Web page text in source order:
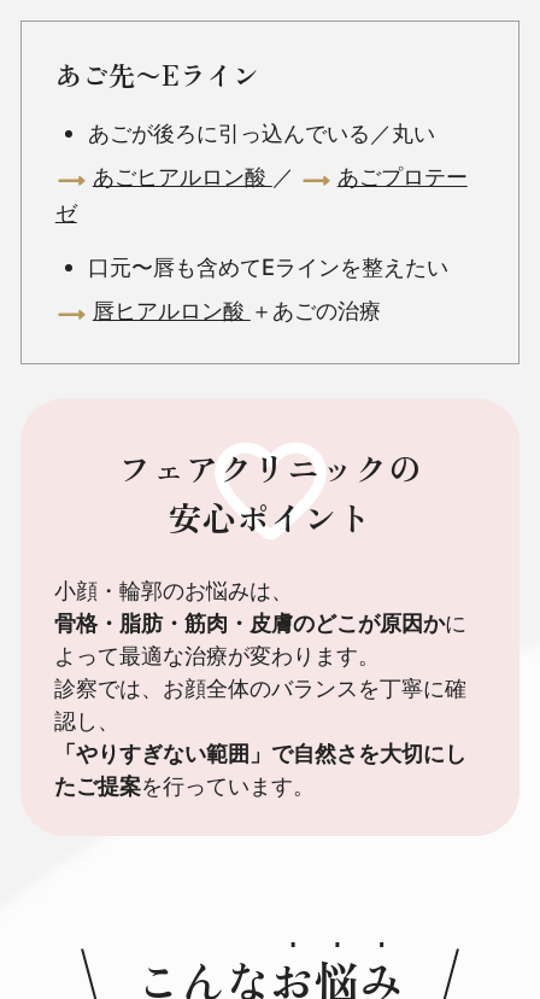
あご先〜Eライン
あごが後ろに引っ込んでいる／丸い
あごヒアルロン酸 ／
あごプロテー
ゼ
口元〜唇も含めてEラインを整えたい
唇ヒアルロン酸 ＋あごの治療
フェアクリニックの
安心ポイント
小顔・輪郭のお悩みは、
骨格・脂肪・筋肉・皮膚のどこが原因かに
よって最適な治療が変わります。
診察では、お顔全体のバランスを丁寧に確
認し、
「やりすぎない範囲」で自然さを大切にし
たご提案を行っています。
こんなお悩み